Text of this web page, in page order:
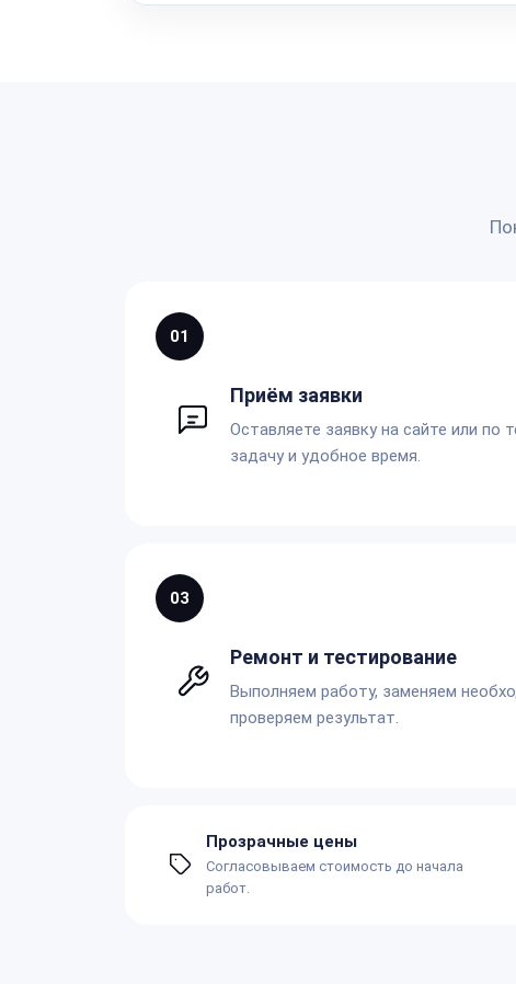
01
Приём заявки
Оставляете заявку на сайте или по
задачу и удобное время.
03
Ремонт и тестирование
Выполняем работу, заменяем
проверяем результат.
Прозрачные цены
Согласовываем стоимость до начала
работ.